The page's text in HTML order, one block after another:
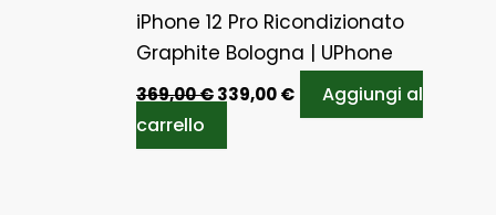
iPhone 12 Pro Ricondizionato
Graphite Bologna | UPhone
369,00€339,00€
Aggiungi al
carrello